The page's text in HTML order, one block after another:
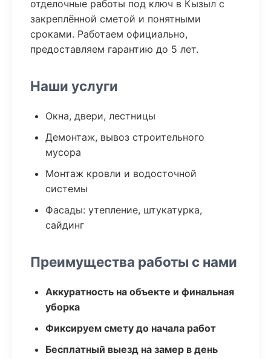
отделочные работы под ключ в Кызыл с
закреплённой сметой и понятными
сроками. Работаем официально,
предоставляем гарантию до 5 лет.
Наши услуги
Окна, двери, лестницы
Демонтаж, вывоз строительного
мусора
Монтаж кровли и водосточной
системы
Фасады: утепление, штукатурка,
сайдинг
Преимущества работы с нами
Аккуратность на объекте и финальная
уборка
Фиксируем смету до начала работ
Бесплатный выезд на замер в день